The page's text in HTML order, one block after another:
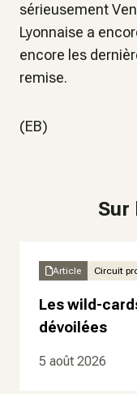
sérieusement
Lyonnaise a
encore les
remise.
(EB)
Sur
Article Circuit
Les wild-
dévoilées
5 août 2026